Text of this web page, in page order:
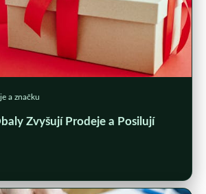
a značku
Zvyšují Prodeje a Posilují